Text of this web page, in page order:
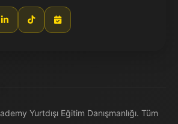
Yurtdışı Eğitim Danışmanlığı. Tüm